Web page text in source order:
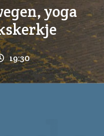
yoga
19:30